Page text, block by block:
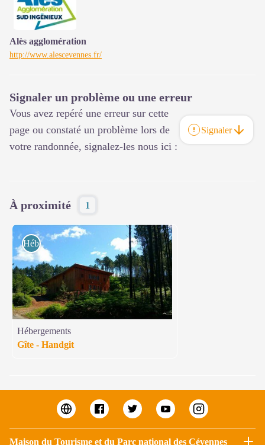
Alès agglomération
http://www.alescevennes.fr/
Signaler un problème ou une erreur
Vous avez repéré une erreur sur cette
page ou constaté un problème lors de
votre randonnée, signalez-les nous ici :
Signaler
À proximité 1
Hébergements
Hébergements
Gîte - Handgit
Maison du Tourisme et du Parc national des Cévennes